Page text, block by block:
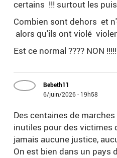
certains !!! surtout les
Combien sont dehors et
alors qu'ils ont violé
Est ce normal ???? NON
Bebeth11
6/juin/2026 - 19h58
Des centaines de
inutiles pour des victimes
jamais aucune justice,
On est bien dans un pays